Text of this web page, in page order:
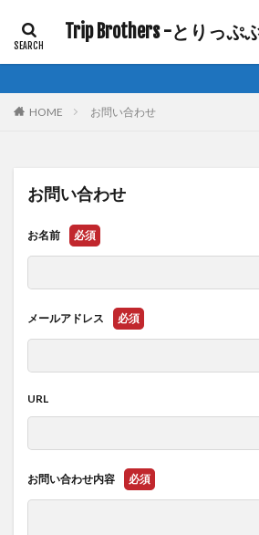
Trip Brothers -とりっぷ
HOME お問い合わせ
お問い合わせ
お名前 必須
メールアドレス 必須
URL
お問い合わせ内容 必須